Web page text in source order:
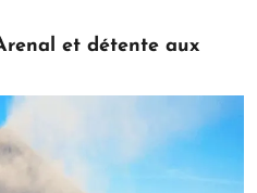
et détente aux